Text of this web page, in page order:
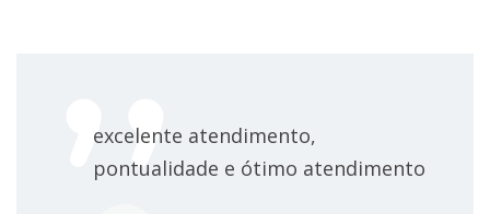
excelente atendimento,
pontualidade e ótimo atendimento